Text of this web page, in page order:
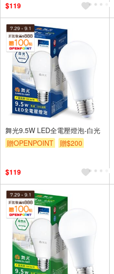
$119
舞光9.5W LED全電壓燈泡-白光
贈OPENPOINT
贈$200
$119